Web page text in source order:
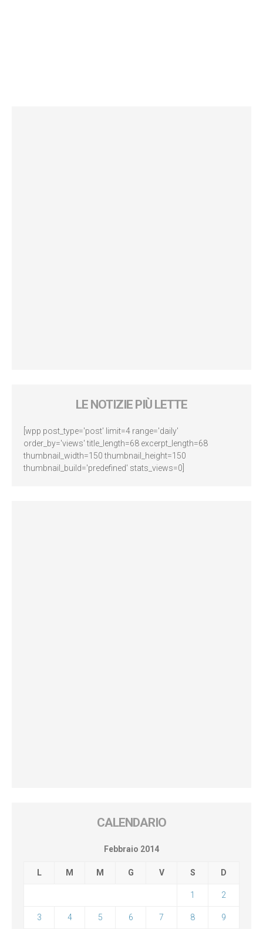
LE NOTIZIE PIÙ LETTE
[wpp post_type='post' limit=4 range='daily'
order_by='views' title_length=68 excerpt_length=68
thumbnail_width=150 thumbnail_height=150
thumbnail_build='predefined' stats_views=0]
CALENDARIO
Febbraio 2014
L M M G V S D
1 2
3 4 5 6 7 8 9